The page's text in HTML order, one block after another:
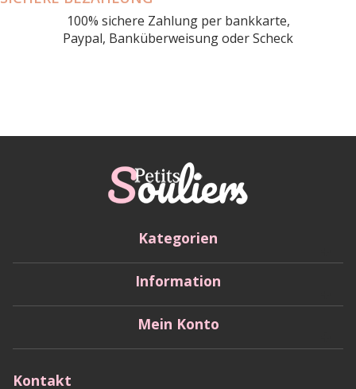
100% sichere Zahlung per bankkarte,
Paypal, Banküberweisung oder Scheck
Kategorien
Information
Mein Konto
Kontakt